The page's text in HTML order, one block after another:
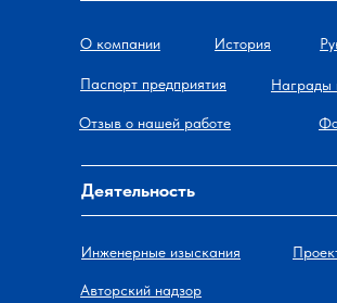
Деятельность
О компании
Инженерные изыскания
Награды
Отзыв о нашей работе
История
Авторский надзор
Паспорт предприятия